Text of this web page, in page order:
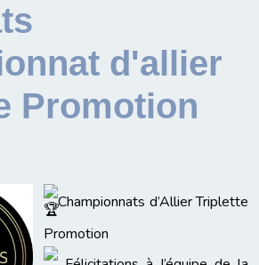
d'allier
Promotion
Championnats d’Allier Triplette
Promotion